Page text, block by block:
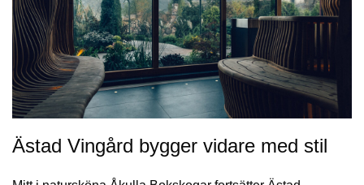
Ästad Vingård bygger vidare med stil